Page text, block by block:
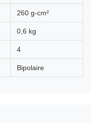
260 g-cm²
0,6 kg
4
Bipolaire